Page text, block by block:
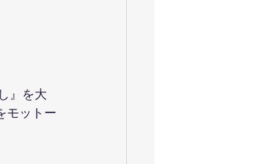
』を大
モットー